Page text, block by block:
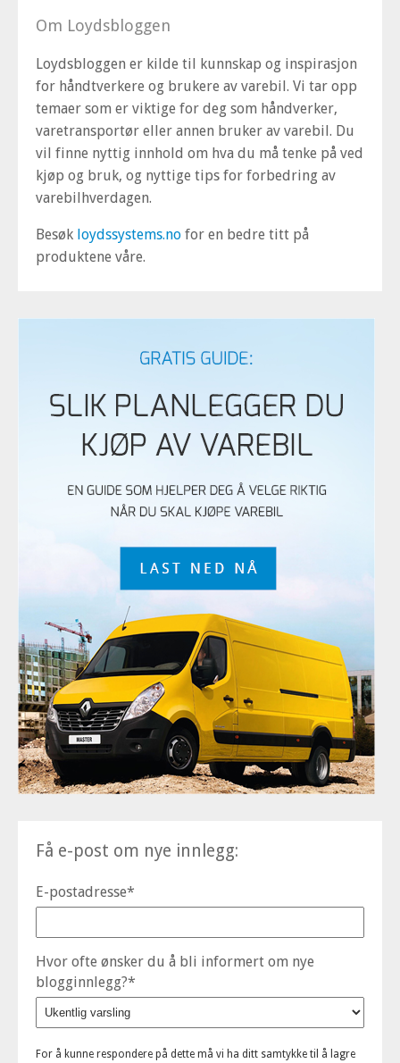
Om Loydsbloggen
Loydsbloggen er kilde til kunnskap og inspirasjon
for håndtverkere og brukere av varebil. Vi tar opp
temaer som er viktige for deg som håndverker,
varetransportør eller annen bruker av varebil. Du
vil finne nyttig innhold om hva du må tenke på ved
kjøp og bruk, og nyttige tips for forbedring av
varebilhverdagen.
Besøk loydssystems.no for en bedre titt på
produktene våre.
Få e-post om nye innlegg:
E-postadresse*
Hvor ofte ønsker du å bli informert om nye
blogginnlegg?*
For å kunne respondere på dette må vi ha ditt samtykke til å lagre